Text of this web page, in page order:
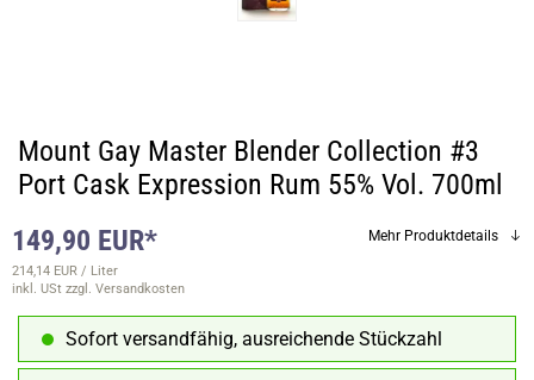
Mount Gay Master Blender Collection #3
Port Cask Expression Rum 55% Vol. 700ml
149,90 EUR*
214,14 EUR / Liter
inkl. USt zzgl. Versandkosten
Mehr Produktdetails
Sofort versandfähig, ausreichende Stückzahl